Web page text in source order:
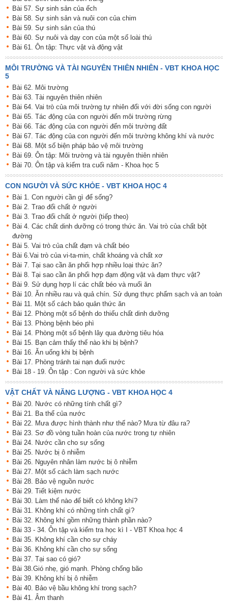
Bài 57. Sự sinh sản của ếch
Bài 58. Sự sinh sản và nuôi con của chim
Bài 59. Sự sinh sản của thú
Bài 60. Sự nuôi và dạy con của một số loài thú
Bài 61. Ôn tập: Thực vật và động vật
MÔI TRƯỜNG VÀ TÀI NGUYÊN THIÊN NHIÊN - VBT KHOA HỌC
5
Bài 62. Môi trường
Bài 63. Tài nguyên thiên nhiên
Bài 64. Vai trò của môi trường tự nhiên đối với đời sống con người
Bài 65. Tác động của con người đến môi trường rừng
Bài 66. Tác động của con người đến môi trường đất
Bài 67. Tác động của con người đến môi trường không khí và nước
Bài 68. Một số biện pháp bảo vệ môi trường
Bài 69. Ôn tập: Môi trường và tài nguyên thiên nhiên
Bài 70. Ôn tập và kiểm tra cuối năm - Khoa học 5
CON NGƯỜI VÀ SỨC KHỎE - VBT KHOA HỌC 4
Bài 1. Con người cần gì để sống?
Bài 2. Trao đổi chất ở người
Bài 3. Trao đổi chất ở người (tiếp theo)
Bài 4. Các chất dinh dưỡng có trong thức ăn. Vai trò của chất bột
đường
Bài 5. Vai trò của chất đạm và chất béo
Bài 6.Vai trò của vi-ta-min, chất khoáng và chất xơ
Bài 7. Tại sao cần ăn phối hợp nhiều loại thức ăn?
Bài 8. Tại sao cần ăn phối hợp đạm động vật và đạm thực vật?
Bài 9. Sử dụng hợp lí các chất béo và muối ăn
Bài 10. Ăn nhiều rau và quả chín. Sử dụng thực phẩm sạch và an toàn
Bài 11. Một số cách bảo quản thức ăn
Bài 12. Phòng một số bệnh do thiếu chất dinh dưỡng
Bài 13. Phòng bệnh béo phì
Bài 14. Phòng một số bệnh lây qua đường tiêu hóa
Bài 15. Bạn cảm thấy thế nào khi bị bệnh?
Bài 16. Ăn uống khi bị bệnh
Bài 17. Phòng tránh tai nạn đuối nước
Bài 18 - 19. Ôn tập : Con người và sức khỏe
VẬT CHẤT VÀ NĂNG LƯỢNG - VBT KHOA HỌC 4
Bài 20. Nước có những tính chất gì?
Bài 21. Ba thể của nước
Bài 22. Mưa được hình thành như thế nào? Mưa từ đâu ra?
Bài 23. Sơ đồ vòng tuần hoàn của nước trong tự nhiên
Bài 24. Nước cần cho sự sống
Bài 25. Nước bị ô nhiễm
Bài 26. Nguyên nhân làm nước bị ô nhiễm
Bài 27. Một số cách làm sạch nước
Bài 28. Bảo vệ nguồn nước
Bài 29. Tiết kiệm nước
Bài 30. Làm thế nào để biết có không khí?
Bài 31. Không khí có những tính chất gì?
Bài 32. Không khí gồm những thành phần nào?
Bài 33 - 34. Ôn tập và kiểm tra học kì I - VBT Khoa học 4
Bài 35. Không khí cần cho sự cháy
Bài 36. Không khí cần cho sự sống
Bài 37. Tại sao có gió?
Bài 38.Gió nhẹ, gió mạnh. Phòng chống bão
Bài 39. Không khí bị ô nhiễm
Bài 40. Bảo vệ bầu không khí trong sạch?
Bài 41. Âm thanh